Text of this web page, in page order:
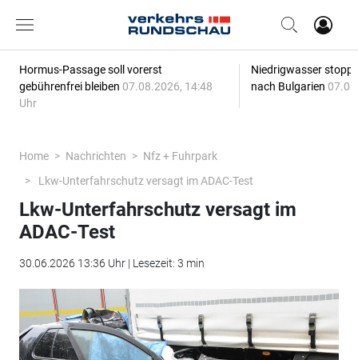
Hormus-Passage soll vorerst
gebührenfrei bleiben 07.08.2026, 14:48
Uhr
Niedrigwasser
nach Bulgarien
Home Nachrichten
Nfz + Fuhrpark
Lkw-Unterfahrschutz versagt im ADAC-Test
Lkw-Unterfahrschutz versagt im
ADAC-Test
30.06.2026 13:36 Uhr | Lesezeit: 3 min